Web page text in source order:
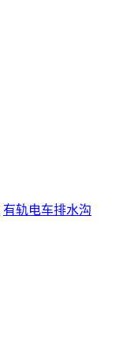
有轨电车排水沟